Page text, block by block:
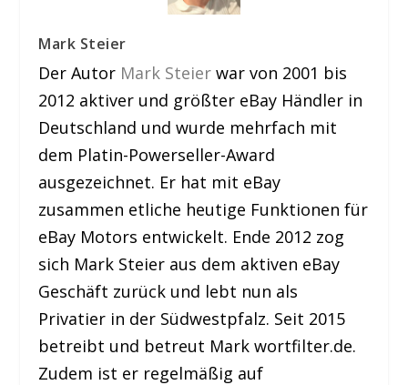
Mark Steier
Der Autor Mark Steier war von 2001 bis
2012 aktiver und größter eBay Händler in
Deutschland und wurde mehrfach mit
dem Platin-Powerseller-Award
ausgezeichnet. Er hat mit eBay
zusammen etliche heutige Funktionen für
eBay Motors entwickelt. Ende 2012 zog
sich Mark Steier aus dem aktiven eBay
Geschäft zurück und lebt nun als
Privatier in der Südwestpfalz. Seit 2015
betreibt und betreut Mark wortfilter.de.
Zudem ist er regelmäßig auf